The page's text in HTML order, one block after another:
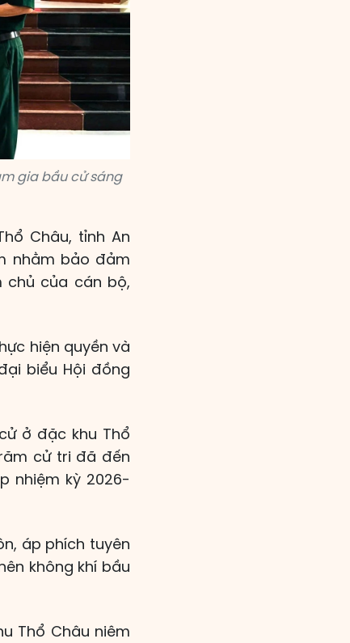
gia bầu cử sáng
Châu, tỉnh An
nhằm bảo đảm
chủ của cán bộ,
hiện quyền và
biểu Hội đồng
ở đặc khu Thổ
cử tri đã đến
nhiệm kỳ 2026-
áp phích tuyên
không khí bầu
Thổ Châu niêm